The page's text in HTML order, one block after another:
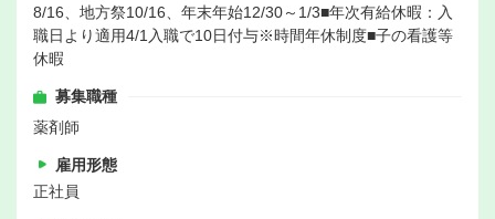
8/16、地方祭10/16、年末年始12/30～1/3■年次有給休暇：入
職日より適用4/1入職で10日付与※時間年休制度■子の看護等
休暇
募集職種
薬剤師
雇用形態
正社員